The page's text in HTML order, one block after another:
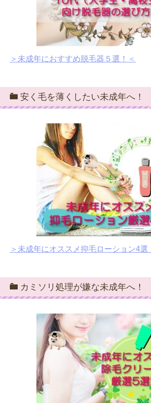
＞未成年におすすめ脱毛器５選！＜
安く毛を薄くしたい未成年へ！
＞未成年にオススメ抑毛ローション4選
カミソリ処理が嫌な未成年へ！